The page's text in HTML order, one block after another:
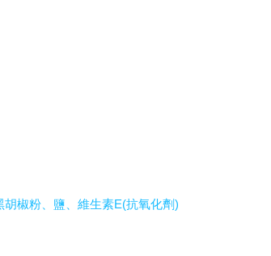
椒粉、鹽、維生素E(抗氧化劑)